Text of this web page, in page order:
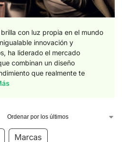
con luz propia en el mundo
innovación y
ha liderado el mercado
combinan un diseño
que realmente te
Marcas